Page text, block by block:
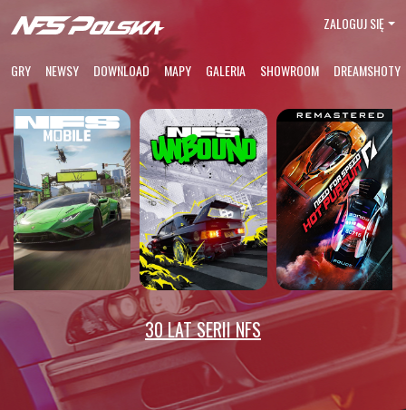
GRY NEWSY DOWNLOAD MAPY GALERIA SHOWROOM DREAMSHOTY
ZALOGUJ SIĘ
30 LAT SERII NFS